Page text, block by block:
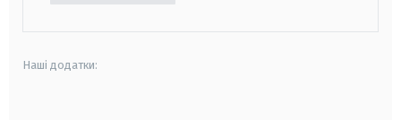
Наші додатки: